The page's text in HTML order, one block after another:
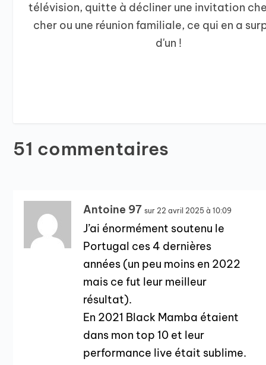
télévision, quitte à décliner une invitation
cher ou une réunion familiale, ce qui en a
d'un !
51 commentaires
Antoine 97 sur 22 avril 2025 à 10:09
J’ai énormément soutenu le
Portugal ces 4 dernières
années (un peu moins en 2022
mais ce fut leur meilleur
résultat).
En 2021 Black Mamba étaient
dans mon top 10 et leur
performance live était sublime.